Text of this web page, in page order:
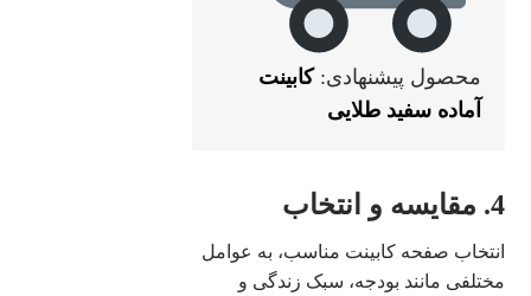
محصول پیشنهادی:کابینت
آماده سفید طلایی
4. مقایسه و انتخاب
انتخاب صفحه کابینت مناسب، به عوامل
مختلفی مانند بودجه، سبک زندگی و